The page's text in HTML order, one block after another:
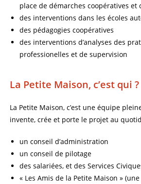
place de démarches coopératives et
des interventions dans les écoles
des pédagogies coopératives
des interventions d’analyses des
professionelles et de supervision
La Petite Maison, c’est qui ?
La Petite Maison, c’est une équipe
invente, crée et porte le projet au
un conseil d’administration
un conseil de pilotage
des salariées, et des Services
« Les Amis de la Petite Maison »